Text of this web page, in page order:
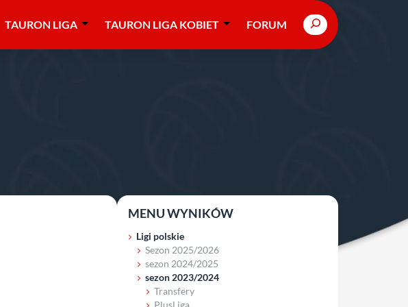
TAURON LIGA TAURON LIGA KOBIET FORUM Search
MENU WYNIKÓW
Ligi polskie
Sezon 2025/2026
sezon 2024/2025
sezon 2023/2024
Transfery